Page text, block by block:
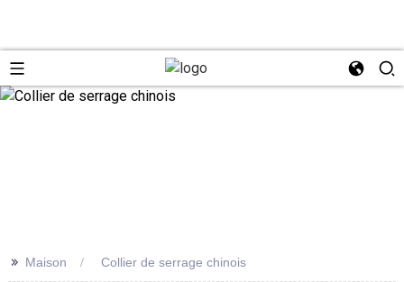
>> Maison Collier de serrage chinois